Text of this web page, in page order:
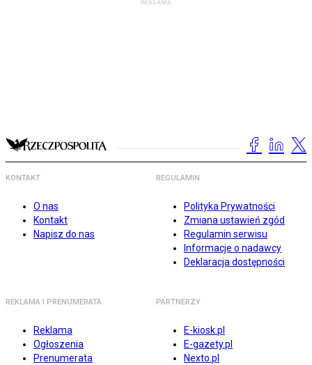
KONTAKT
O nas
Kontakt
Napisz do nas
REGULAMIN
Polityka Prywatności
Zmiana ustawień zgód
Regulamin serwisu
Informacje o nadawcy
Deklaracja dostępności
REKLAMA I PRENUMERATA
Reklama
Ogłoszenia
Prenumerata
PARTNERZY
E-kiosk.pl
E-gazety.pl
Nexto.pl